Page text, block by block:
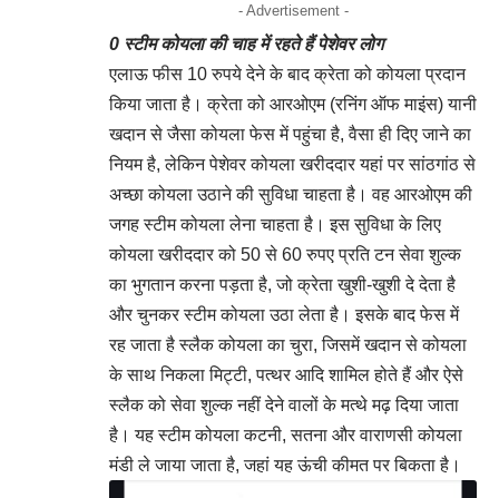
- Advertisement -
0 स्टीम कोयला की चाह में रहते हैं पेशेवर लोग
एलाऊ फीस 10 रुपये देने के बाद क्रेता को कोयला प्रदान
किया जाता है। क्रेता को आरओएम (रनिंग ऑफ माइंस) यानी
खदान से जैसा कोयला फेस में पहुंचा है, वैसा ही दिए जाने का
नियम है, लेकिन पेशेवर कोयला खरीददार यहां पर सांठगांठ से
अच्छा कोयला उठाने की सुविधा चाहता है। वह आरओएम की
जगह स्टीम कोयला लेना चाहता है। इस सुविधा के लिए
कोयला खरीददार को 50 से 60 रुपए प्रति टन सेवा शुल्क
का भुगतान करना पड़ता है, जो क्रेता खुशी-खुशी दे देता है
और चुनकर स्टीम कोयला उठा लेता है। इसके बाद फेस में
रह जाता है स्लैक कोयला का चुरा, जिसमें खदान से कोयला
के साथ निकला मिट्टी, पत्थर आदि शामिल होते हैं और ऐसे
स्लैक को सेवा शुल्क नहीं देने वालों के मत्थे मढ़ दिया जाता
है। यह स्टीम कोयला कटनी, सतना और वाराणसी कोयला
मंडी ले जाया जाता है, जहां यह ऊंची कीमत पर बिकता है।